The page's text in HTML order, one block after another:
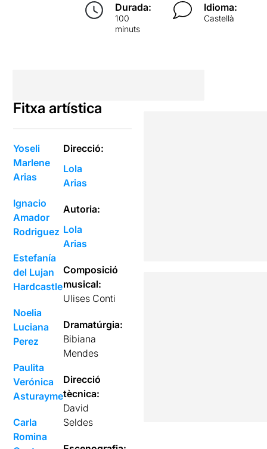
Durada:
100
minuts
Idioma:
Castellà
Fitxa artística
Yoseli
Marlene
Arias
Ignacio
Amador
Rodriguez
Estefanía
del Lujan
Hardcastle
Noelia
Luciana
Perez
Paulita
Verónica
Asturayme
Carla
Romina
Direcció:
Lola
Arias
Autoria:
Lola
Arias
Composició
musical:
Ulises Conti
Dramatúrgia:
Bibiana
Mendes
Direcció
tècnica:
David
Seldes